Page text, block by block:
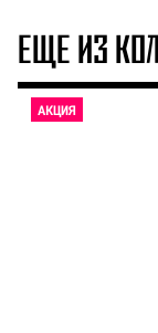
ЕЩЕ ИЗ
АКЦИЯ